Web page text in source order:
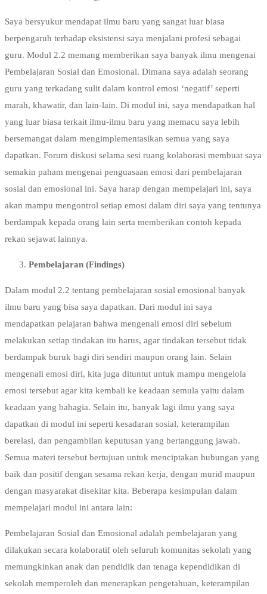
Saya bersyukur mendapat ilmu baru yang sangat luar biasa
berpengaruh terhadap eksistensi saya menjalani profesi sebagai
guru. Modul 2.2 memang memberikan saya banyak ilmu mengenai
Pembelajaran Sosial dan Emosional. Dimana saya adalah seorang
guru yang terkadang sulit dalam kontrol emosi ‘negatif’ seperti
marah, khawatir, dan lain-lain. Di modul ini, saya mendapatkan hal
yang luar biasa terkait ilmu-ilmu baru yang memacu saya lebih
bersemangat dalam mengimplementasikan semua yang saya
dapatkan. Forum diskusi selama sesi ruang kolaborasi membuat saya
semakin paham mengenai penguasaan emosi dari pembelajaran
sosial dan emosional ini. Saya harap dengan mempelajari ini, saya
akan mampu mengontrol setiap emosi dalam diri saya yang tentunya
berdampak kepada orang lain serta memberikan contoh kepada
rekan sejawat lainnya.
Pembelajaran (Findings)
Dalam modul 2.2 tentang pembelajaran sosial emosional banyak
ilmu baru yang bisa saya dapatkan. Dari modul ini saya
mendapatkan pelajaran bahwa mengenali emosi diri sebelum
melakukan setiap tindakan itu harus, agar tindakan tersebut tidak
berdampak buruk bagi diri sendiri maupun orang lain. Selain
mengenali emosi diri, kita juga dituntut untuk mampu mengelola
emosi tersebut agar kita kembali ke keadaan semula yaitu dalam
keadaan yang bahagia. Selain itu, banyak lagi ilmu yang saya
dapatkan di modul ini seperti kesadaran sosial, keterampilan
berelasi, dan pengambilan keputusan yang bertanggung jawab.
Semua materi tersebut bertujuan untuk menciptakan hubungan yang
baik dan positif dengan sesama rekan kerja, dengan murid maupun
dengan masyarakat disekitar kita. Beberapa kesimpulan dalam
mempelajari modul ini antara lain:
Pembelajaran Sosial dan Emosional adalah pembelajaran yang
dilakukan secara kolaboratif oleh seluruh komunitas sekolah yang
memungkinkan anak dan pendidik dan tenaga kependidikan di
sekolah memperoleh dan menerapkan pengetahuan, keterampilan